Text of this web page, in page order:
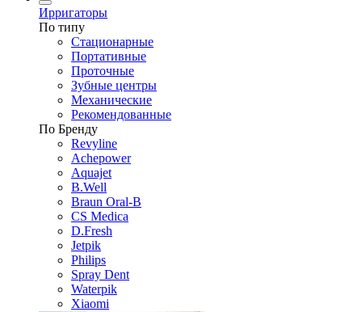
Ирригаторы
По типу
Стационарные
Портативные
Проточные
Зубные центры
Механические
Рекомендованные
По Бренду
Revyline
Achepower
Aquajet
B.Well
Braun Oral-B
CS Medica
D.Fresh
Jetpik
Philips
Spray Dent
Waterpik
Xiaomi